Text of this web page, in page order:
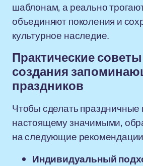
шаблонам, а реально
объединяют поколения и
культурное наследие.
Практические
создания
праздников
Чтобы сделать
настоящему значимыми,
на следующие
Индивидуальный